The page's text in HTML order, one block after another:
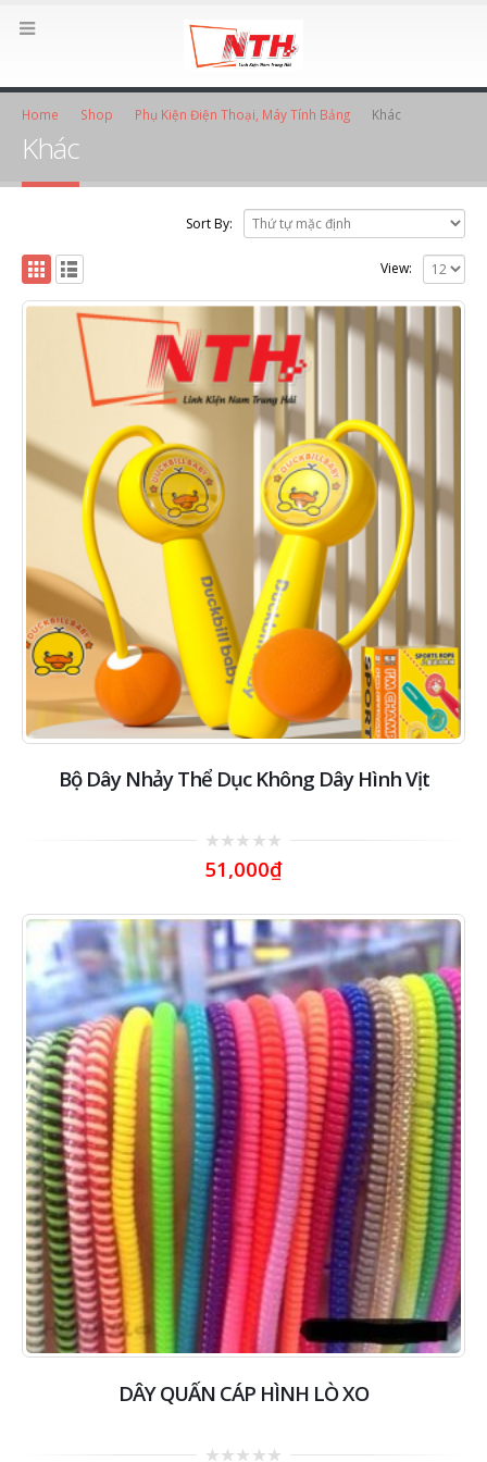
Home Shop Phụ Kiện Điện Thoại, Máy Tính Bảng Khác
Khác
Sort By:
View:
Bộ Dây Nhảy Thể Dục Không Dây Hình Vịt
out
51,000₫
DÂY QUẤN CÁP HÌNH LÒ XO